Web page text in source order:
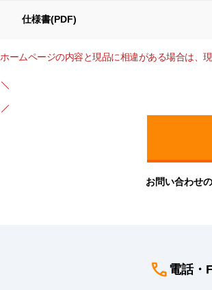
仕様書(PDF)
ホームページの内容と現品に相違がある場合は、
お問い合わせ
電話・